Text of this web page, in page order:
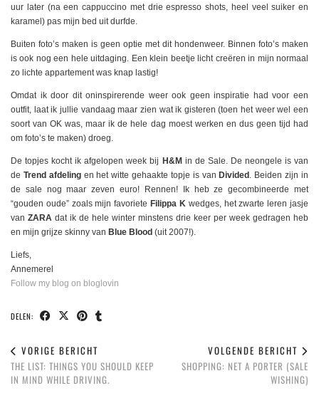
uur later (na een cappuccino met drie espresso shots, heel veel suiker en
karamel) pas mijn bed uit durfde.
Buiten foto’s maken is geen optie met dit hondenweer. Binnen foto’s maken
is ook nog een hele uitdaging. Een klein beetje licht creëren in mijn normaal
zo lichte appartement was knap lastig!
Omdat ik door dit oninspirerende weer ook geen inspiratie had voor een
outfit, laat ik jullie vandaag maar zien wat ik gisteren (toen het weer wel een
soort van OK was, maar ik de hele dag moest werken en dus geen tijd had
om foto’s te maken) droeg.
De topjes kocht ik afgelopen week bij H&M in de Sale. De neongele is van
de Trend afdelingen het witte gehaakte topje is vanDivided . Beiden zijn in
de sale nog maar zeven euro! Rennen! Ik heb ze gecombineerde met
“gouden oude” zoals mijn favorieteFilippa K wedges, het zwarte leren jasje
van ZARA dat ik de hele winter minstens drie keer per week gedragen heb
en mijn grijze skinny van Blue Blood (uit 2007!).
Liefs,
Annemerel
Follow my blog on bloglovin
DELEN:
VORIGE BERICHT
THE LIST: THINGS YOU SHOULD KEEP
IN MIND WHILE DRIVING.
VOLGENDE BERICHT
SHOPPING: NET A PORTER (SALE
WISHING)